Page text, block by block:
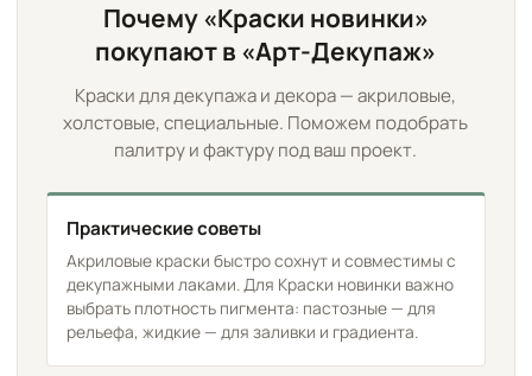
Почему «Краски новинки»
покупают в «Арт-Декупаж»
Краски для декупажа и декора — акриловые,
холстовые, специальные. Поможем подобрать
палитру и фактуру под ваш проект.
Практические советы
Акриловые краски быстро сохнут и совместимы с
декупажными лаками. Для Краски новинки важно
выбрать плотность пигмента: пастозные — для
рельефа, жидкие — для заливки и градиента.